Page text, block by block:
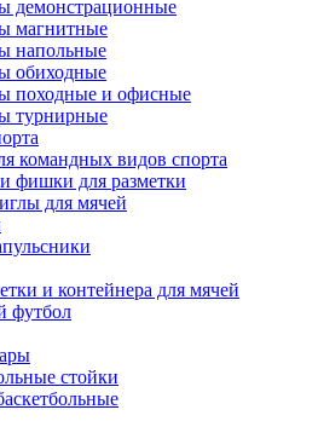
демонстрационные
магнитные
напольные
обиходные
походные и офисные
турнирные
командных видов спорта
фишки для разметки
для мячей
и контейнера для мячей
футбол
стойки